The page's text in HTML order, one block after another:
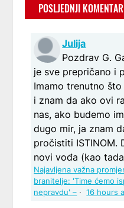
POSLJEDNJI
Julija
Pozdrav G.
je sve prepričano i
Imamo trenutno
i znam da ako ovi
nas, ako budemo
dugo mir, ja znam
pročistiti ISTINOM.
novi vođa (kao
Najavljena važna
branitelje: 'Time ćemo
nepravdu' – ·16 hours